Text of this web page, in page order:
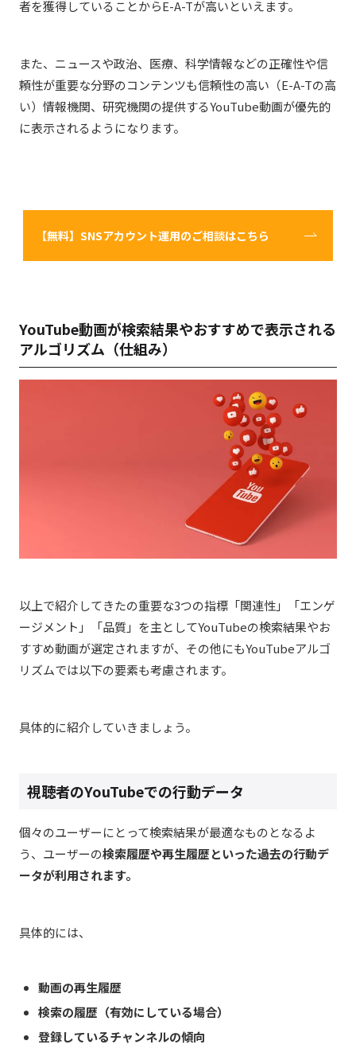
者を獲得していることからE-A-Tが高いといえます。
また、ニュースや政治、医療、科学情報などの正確性や信
頼性が重要な分野のコンテンツも信頼性の高い（E-A-Tの高
い）情報機関、研究機関の提供するYouTube動画が優先的
に表示されるようになります。
【無料】SNSアカウント運用のご相談はこちら
YouTube動画が検索結果やおすすめで表示される
アルゴリズム（仕組み）
以上で紹介してきたの重要な3つの指標「関連性」「エンゲ
ージメント」「品質」を主としてYouTubeの検索結果やお
すすめ動画が選定されますが、その他にもYouTubeアルゴ
リズムでは以下の要素も考慮されます。
具体的に紹介していきましょう。
視聴者のYouTubeでの行動データ
個々のユーザーにとって検索結果が最適なものとなるよ
う、ユーザーの検索履歴や再生履歴といった過去の行動デ
ータが利用されます。
具体的には、
動画の再生履歴
検索の履歴（有効にしている場合）
登録しているチャンネルの傾向